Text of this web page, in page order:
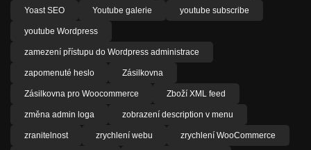
Yoast SEO Youtube galerie youtube subscribe
youtube Wordpress
zamezení přístupu do Wordpress administrace
zapomenuté heslo Zásilkovna
Zásilkovna pro Woocommerce Zboží XML feed
změna admin loga zobrazení description v menu
zranitelnost zrychlení webu zrychlení WooCommerce